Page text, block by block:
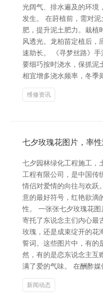
光阔气、排水遍及的环境
发生。 在莳植前，需对
肥，提升泥土肥力。栽植
风透光。龙柏苗定植后，
速助长。 《寻梦丝路》手
要细巧按时浇水，保抓泥
相宜增多浇水频率，冬季
维修资讯
七夕玫瑰花图片，率
七夕园林绿化工程施工，
工程有限公司，是中国传
情侣对爱情的向往与欢跃
意的最好符号，红艳欲滴
性。 一张张七夕玫瑰花
寄托了东说念主们内心最
玫瑰，还是成束绽开的花
誓词。这些图片中，有的
然，有的是恋东说念主互
满了爱的气味。 在酬酢
新闻动态